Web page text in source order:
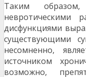
Таким
невротическими
дисфункциями
существующими
несомненно,
источником
возможно,